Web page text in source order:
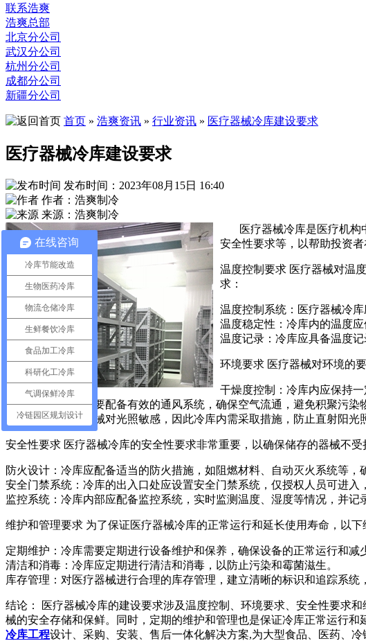
联系浩爽
浩爽总部
北京分公司
武汉分公司
杭州分公司
成都分公司
新疆分公司
首页 » 浩爽资讯 » 行业资讯 » 医疗器械冷库建设要求
医疗器械冷库建设要求
发布时间：2023年08月15日 16:40
作者：浩爽制冷
来源：浩爽制冷
医疗器械冷库是医疗机构
安全性要求等，以帮助投资
温度控制要求 医疗器械对温
求：
温度控制系统：医疗器械冷
温度稳定性：冷库内的温度
温度记录：冷库应具备温度
环境要求 医疗器械对环境的
干燥度控制：冷库内应保持
通风系统：冷库需要配备有效的通风系统，确保空气流通，避免积聚污染
光照控制：医疗器械对光照敏感，因此冷库内需采取措施，防止直射阳光
安全性要求 医疗器械冷库的安全性要求非常重要，以确保储存的器械不
防火设计：冷库应配备适当的防火措施，如阻燃材料、自动灭火系统等，
安全门禁系统：冷库的出入口处应设置安全门禁系统，仅授权人员可进入
监控系统：冷库内部应配备监控系统，实时监测温度、湿度等情况，并记
维护和管理要求 为了保证医疗器械冷库的正常运行和延长使用寿命，以下
定期维护：冷库需要定期进行设备维护和保养，确保设备的正常运行和减
清洁和消毒：冷库应定期进行清洁和消毒，以防止污染和霉菌滋生。
库存管理：对医疗器械进行合理的库存管理，建立清晰的标识和追踪系统
结论： 医疗器械冷库的建设要求涉及温度控制、环境要求、安全性要求
械的安全存储和保鲜。同时，定期的维护和管理也是保证冷库正常运行
冷库工程设计、采购、安装、售后一体化解决方案,为大型食品、医药、冷
在线咨询
冷库节能改造
生物医药冷库
物流仓储冷库
生鲜餐饮冷库
食品加工冷库
科研化工冷库
气调保鲜冷库
冷链园区规划设计